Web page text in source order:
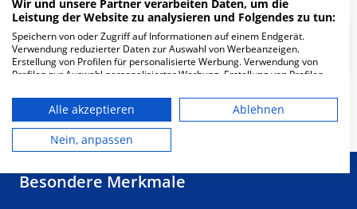
Fachklinik für Akutpsychosomatik
Mehr Informationen
Besondere Merkmale
Wir und unsere Partner verarbeiten Daten, um die
Leistung der Website zu analysieren und Folgendes zu tun:
Speichern von oder Zugriff auf Informationen auf einem Endgerät.
Verwendung reduzierter Daten zur Auswahl von Werbeanzeigen.
Erstellung von Profilen für personalisierte Werbung. Verwendung von
Profilen zur Auswahl personalisierter Werbung. Erstellung von Profilen
personalisierter Inhalte. Messung der Werbeleistung. Messung der
Performance von Inhalten. Analyse von Zielgruppen durch Statistiken
oder Kombinationen von Daten aus verschiedenen Quellen. Entwicklung
und Verbesserung der Angebote. Verwendung reduzierter Daten zur
Auswahl von Inhalten.
die USA gesendet werden.
Alle akzeptieren
Ablehnen
Nein, anpassen